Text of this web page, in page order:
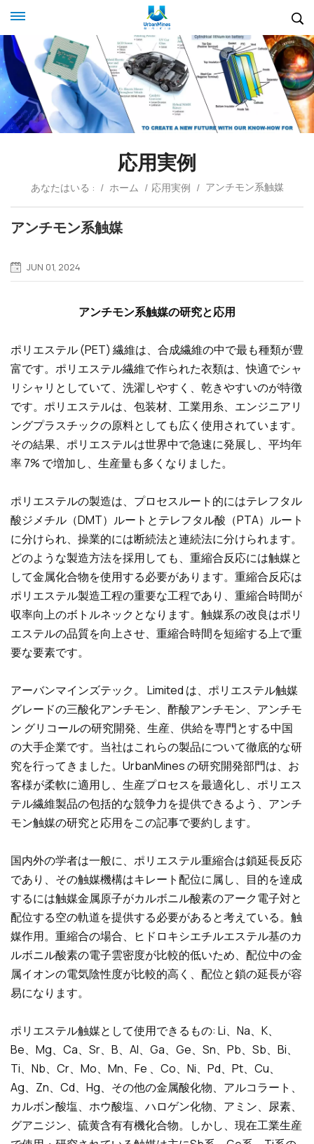
応用実例
あなたはいる : / ホーム / 応用実例 / アンチモン系触媒
アンチモン系触媒
JUN 01, 2024
アンチモン系触媒の研究と応用
ポリエステル (PET) 繊維は、合成繊維の中で最も種類が豊
富です。ポリエステル繊維で作られた衣類は、快適でシャ
リシャリとしていて、洗濯しやすく、乾きやすいのが特徴
です。ポリエステルは、包装材、工業用糸、エンジニアリ
ングプラスチックの原料としても広く使用されています。
その結果、ポリエステルは世界中で急速に発展し、平均年
率 7% で増加し、生産量も多くなりました。
ポリエステルの製造は、プロセスルート的にはテレフタル
酸ジメチル（DMT）ルートとテレフタル酸（PTA）ルート
に分けられ、操業的には断続法と連続法に分けられます。
どのような製造方法を採用しても、重縮合反応には触媒と
して金属化合物を使用する必要があります。重縮合反応は
ポリエステル製造工程の重要な工程であり、重縮合時間が
収率向上のボトルネックとなります。触媒系の改良はポリ
エステルの品質を向上させ、重縮合時間を短縮する上で重
要な要素です。
アーバンマインズテック。 Limited は、ポリエステル触媒
グレードの三酸化アンチモン、酢酸アンチモン、アンチモ
ン グリコールの研究開発、生産、供給を専門とする中国
の大手企業です。当社はこれらの製品について徹底的な研
究を行ってきました。UrbanMines の研究開発部門は、お
客様が柔軟に適用し、生産プロセスを最適化し、ポリエス
テル繊維製品の包括的な競争力を提供できるよう、アンチ
モン触媒の研究と応用をこの記事で要約します。
国内外の学者は一般に、ポリエステル重縮合は鎖延長反応
であり、その触媒機構はキレート配位に属し、目的を達成
するには触媒金属原子がカルボニル酸素のアーク電子対と
配位する空の軌道を提供する必要があると考えている。触
媒作用。重縮合の場合、ヒドロキシエチルエステル基のカ
ルボニル酸素の電子雲密度が比較的低いため、配位中の金
属イオンの電気陰性度が比較的高く、配位と鎖の延長が容
易になります。
ポリエステル触媒として使用できるもの: Li、Na、K、
Be、Mg、Ca、Sr、B、Al、Ga、Ge、Sn、Pb、Sb、Bi、
Ti、Nb、Cr、Mo、Mn、Fe 、Co、Ni、Pd、Pt、Cu、
Ag、Zn、Cd、Hg、その他の金属酸化物、アルコラート、
カルボン酸塩、ホウ酸塩、ハロゲン化物、アミン、尿素、
グアニジン、硫黄含有有機化合物。しかし、現在工業生産